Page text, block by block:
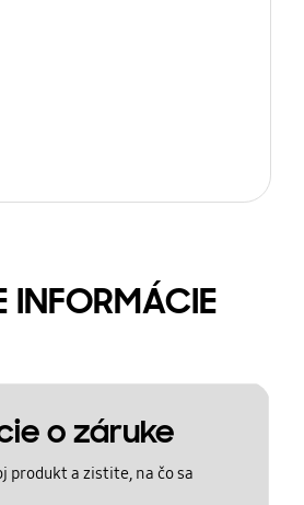
INFORMÁCIE
o záruke
produkt a zistite, na čo sa